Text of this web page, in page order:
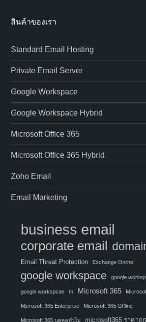
สินค้าของเรา
Standard Email Hosting
Private Email Server
Google Workspace
Google Workspace Hybrid
Microsoft Office 365
Microsoft Office 365 Hybrid
Zoho Email
Email Marketing
business email
corporate email
Email Threat Protection Exchange Online
google workspace google
google workspcae m Microsoft 365
Microsoft 365 Enterprise Microsoft 365 Offline
Microsoft 365 บุคคลทั่วไป microsoft365 ราคาถูก